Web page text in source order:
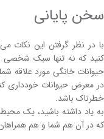
سخن پایانی
با در نظر گرفتن این نکات
کنید که نه تنها سبک شخصی
حیوانات خانگی مورد علاقه
در معرض حیوانات خودداری
خطرناک باشد.
به یاد داشته باشید، یک
که در آن هم شما و هم